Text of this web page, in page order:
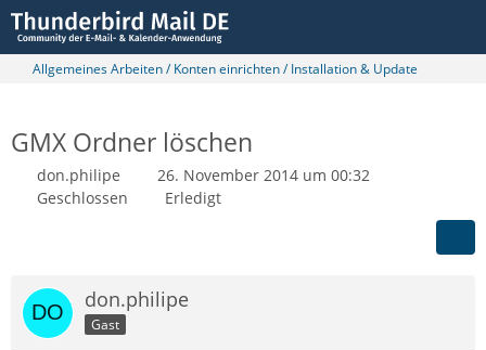
Allgemeines Arbeiten / Konten einrichten / Installation & Update
GMX Ordner löschen
don.philipe
26. November 2014 um 00:32
Geschlossen
Erledigt
don.philipe
Gast